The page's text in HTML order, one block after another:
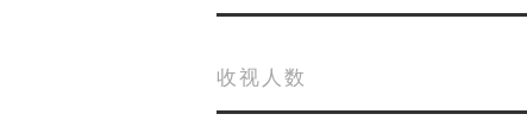
收视人数